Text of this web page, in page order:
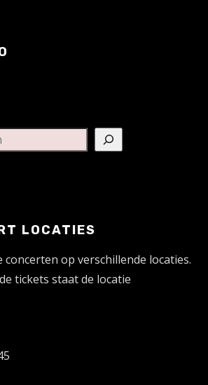
LOCATIES
op verschillende locaties.
tickets staat de locatie